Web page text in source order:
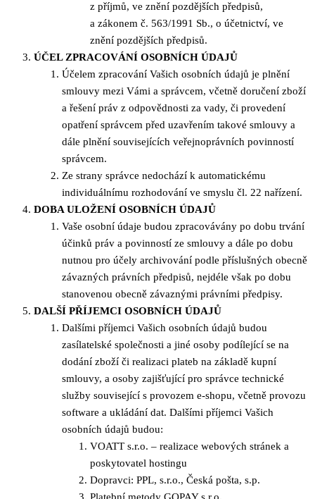
z příjmů, ve znění pozdějších předpisů,
a zákonem č. 563/1991 Sb., o účetnictví, ve
znění pozdějších předpisů.
ÚČEL ZPRACOVÁNÍ OSOBNÍCH ÚDAJŮ
Účelem zpracování Vašich osobních údajů je plnění
smlouvy mezi Vámi a správcem, včetně doručení zboží
a řešení práv z odpovědnosti za vady, či provedení
opatření správcem před uzavřením takové smlouvy a
dále plnění souvisejících veřejnoprávních povinností
správcem.
Ze strany správce nedochází k automatickému
individuálnímu rozhodování ve smyslu čl. 22 nařízení.
DOBA ULOŽENÍ OSOBNÍCH ÚDAJŮ
Vaše osobní údaje budou zpracovávány po dobu trvání
účinků práv a povinností ze smlouvy a dále po dobu
nutnou pro účely archivování podle příslušných obecně
závazných právních předpisů, nejdéle však po dobu
stanovenou obecně závaznými právními předpisy.
DALŠÍ PŘÍJEMCI OSOBNÍCH ÚDAJŮ
Dalšími příjemci Vašich osobních údajů budou
zasílatelské společnosti a jiné osoby podílející se na
dodání zboží či realizaci plateb na základě kupní
smlouvy, a osoby zajišťující pro správce technické
služby související s provozem e-shopu, včetně provozu
software a ukládání dat. Dalšími příjemci Vašich
osobních údajů budou:
VOATT s.r.o. – realizace webových stránek a
poskytovatel hostingu
Dopravci: PPL, s.r.o., Česká pošta, s.p.